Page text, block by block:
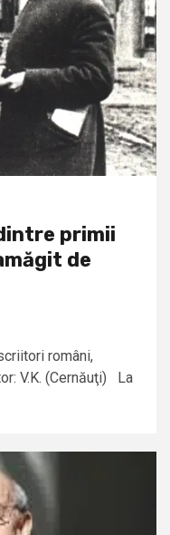
primii
de
români,
V.K. (Cernăuţi) La